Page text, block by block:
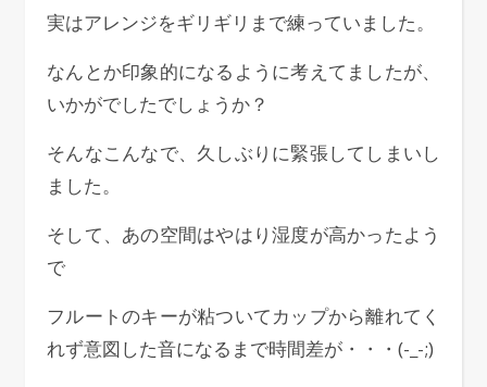
実はアレンジをギリギリまで練っていました。
なんとか印象的になるように考えてましたが、
いかがでしたでしょうか？
そんなこんなで、久しぶりに緊張してしまいし
ました。
そして、あの空間はやはり湿度が高かったよう
で
フルートのキーが粘ついてカップから離れてく
れず意図した音になるまで時間差が・・・(-_-;)